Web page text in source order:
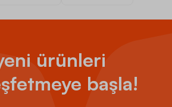
ürünleri
başla!